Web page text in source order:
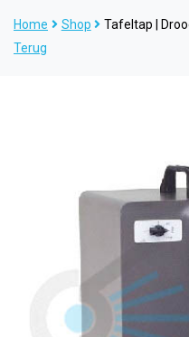
Home Shop
Tafeltap |
Terug